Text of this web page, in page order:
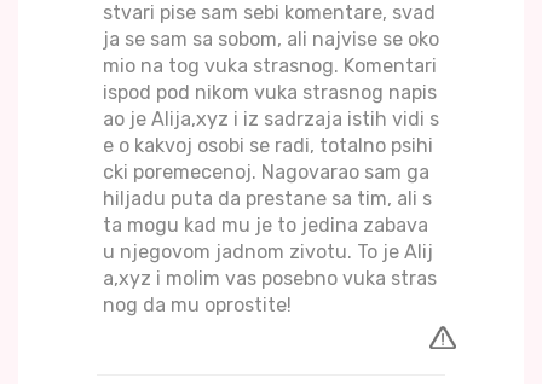
stvari pise sam sebi komentare, svad
ja se sam sa sobom, ali najvise se oko
mio na tog vuka strasnog. Komentari
ispod pod nikom vuka strasnog napis
ao je Alija,xyz i iz sadrzaja istih vidi s
e o kakvoj osobi se radi, totalno psihi
cki poremecenoj. Nagovarao sam ga
hiljadu puta da prestane sa tim, ali s
ta mogu kad mu je to jedina zabava
u njegovom jadnom zivotu. To je Alij
a,xyz i molim vas posebno vuka stras
nog da mu oprostite!